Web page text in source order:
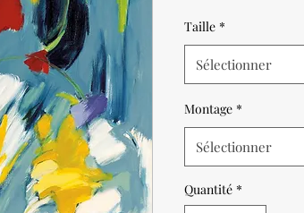
Taille *
Sélectionner
Montage *
Sélectionner
Quantité *